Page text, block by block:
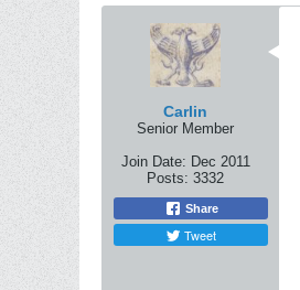
Carlin
Senior Member
Join Date: Dec 2011
Posts: 3332
Share
Tweet